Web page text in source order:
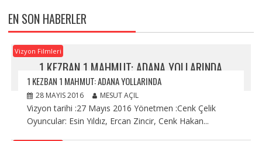
EN SON HABERLER
1 KEZBAN 1 MAHMUT: ADANA YOLLARINDA
Vizyon Filmleri
1 KEZBAN 1 MAHMUT: ADANA YOLLARINDA
28 MAYIS 2016 MESUT AÇIL
Vizyon tarihi :27 Mayıs 2016 Yönetmen :Cenk Çelik
Oyuncular: Esin Yıldız, Ercan Zincir, Cenk Hakan...